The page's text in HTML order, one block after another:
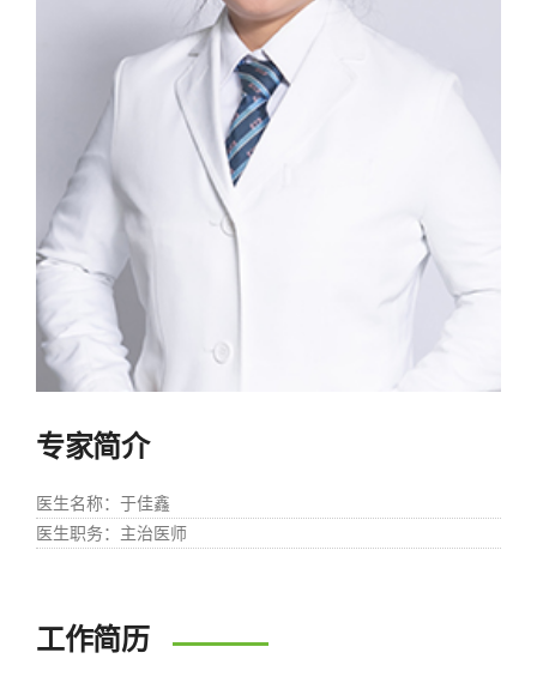
专家简介
医生名称：于佳鑫
医生职务：主治医师
工作简历